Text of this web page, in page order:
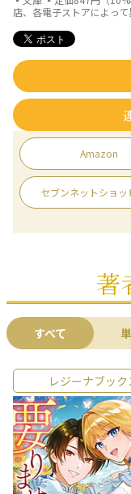
店、各電子ストアによって
Amazon
セブンネットショッ
著
すべて
レジーナブック